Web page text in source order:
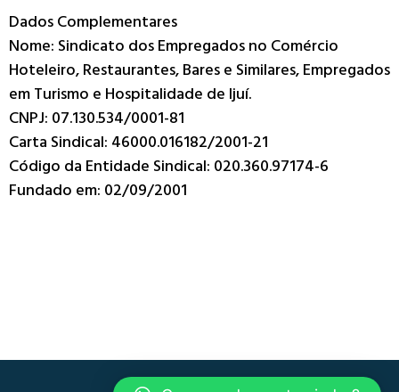
Dados Complementares
Nome: Sindicato dos Empregados no Comércio
Hoteleiro, Restaurantes, Bares e Similares, Empregados
em Turismo e Hospitalidade de Ijuí.
CNPJ: 07.130.534/0001-81
Carta Sindical: 46000.016182/2001-21
Código da Entidade Sindical: 020.360.97174-6
Fundado em: 02/09/2001